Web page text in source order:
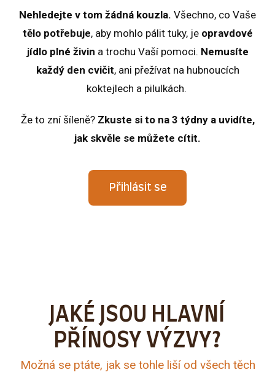
Nehledejte v tom žádná kouzla. Všechno, co Vaše
tělo potřebuje, aby mohlo pálit tuky, je opravdové
jídlo plné živin a trochu Vaší pomoci. Nemusíte
každý den cvičit, ani přežívat na hubnoucích
koktejlech a pilulkách.
Že to zní šíleně? Zkuste si to na 3 týdny a uvidíte,
jak skvěle se můžete cítit.
Přihlásit se
JAKÉ JSOU HLAVNÍ
PŘÍNOSY VÝZVY?
Možná se ptáte, jak se tohle liší od všech těch